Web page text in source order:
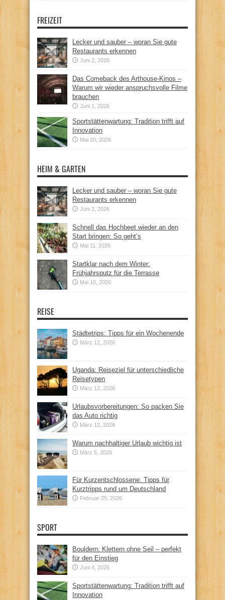
FREIZEIT
Lecker und sauber – woran Sie gute
Restaurants erkennen
Juni 2, 2026
Das Comeback des Arthouse-Kinos –
Warum wir wieder anspruchsvolle Filme
brauchen
Juni 1, 2026
Sportstättenwartung: Tradition trifft auf
Innovation
Mai 20, 2026
HEIM & GARTEN
Lecker und sauber – woran Sie gute
Restaurants erkennen
Juni 2, 2026
Schnell das Hochbeet wieder an den
Start bringen: So geht’s
Mai 11, 2026
Startklar nach dem Winter:
Frühjahrsputz für die Terrasse
Mai 10, 2026
REISE
Städtetrips: Tipps für ein Wochenende
März 12, 2026
Uganda: Reiseziel für unterschiedliche
Reisetypen
März 12, 2026
Urlaubsvorbereitungen: So packen Sie
das Auto richtig
März 12, 2026
Warum nachhaltiger Urlaub wichtig ist
März 5, 2026
Für Kurzentschlossene: Tipps für
Kurztripps rund um Deutschland
Februar 25, 2026
SPORT
Bouldern: Klettern ohne Seil – perfekt
für den Einstieg
Juni 4, 2026
Sportstättenwartung: Tradition trifft auf
Innovation